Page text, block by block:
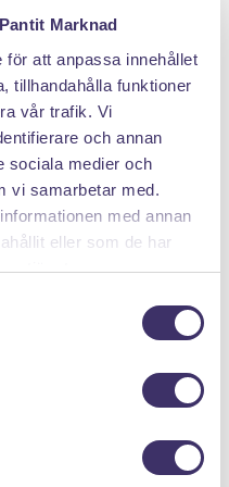
Marknad
för att anpassa innehållet
tillhandahålla funktioner
vår trafik. Vi
och annan
sociala medier och
vi samarbetar med.
med annan
eller som de har
tjänster.